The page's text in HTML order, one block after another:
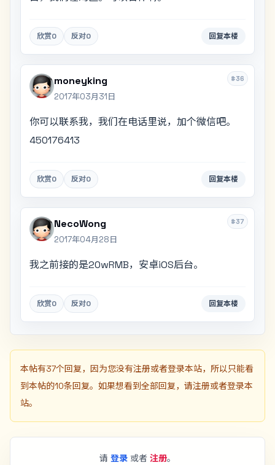
欣赏0 反对0 回复本楼
#36
moneyking
2017年03月31日
你可以联系我，我们在电话里说，加个微信吧。
450176413
欣赏0 反对0 回复本楼
#37
NecoWong
2017年04月28日
我之前接的是20wRMB，安卓iOS后台。
欣赏0 反对0 回复本楼
本帖有37个回复，因为您没有注册或者登录本站，所以只能看
到本帖的10条回复。如果想看到全部回复，请注册或者登录本
站。
请 登录 或者 注册。